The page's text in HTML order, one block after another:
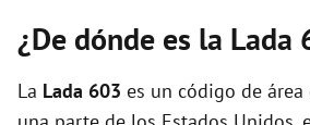
¿De dónde es la Lada
La Lada 603 es un código de